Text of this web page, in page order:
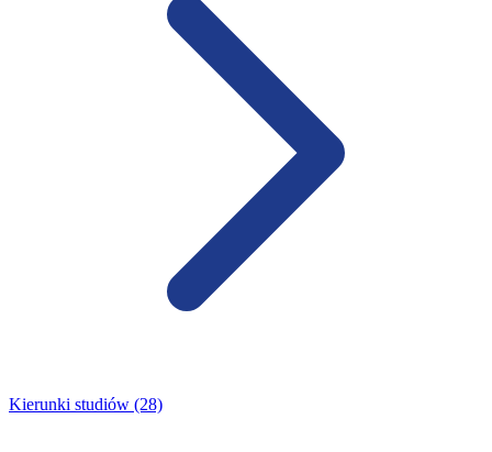
Kierunki studiów (28)